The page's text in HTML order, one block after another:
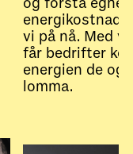
vi på nå. Med
får bedrifter
energien de
lomma.